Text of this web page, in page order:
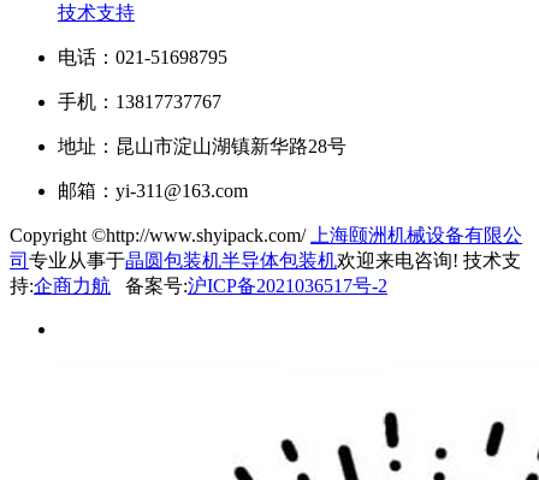
技术支持
电话：021-51698795
手机：13817737767
地址：昆山市淀山湖镇新华路28号
邮箱：yi-311@163.com
Copyright ©http://www.shyipack.com/上海颐洲机械设备有限公
司 专业从事于晶圆包装机半导体包装机欢迎来电咨询! 技术支
持:企商力航 备案号:沪ICP备2021036517号-2